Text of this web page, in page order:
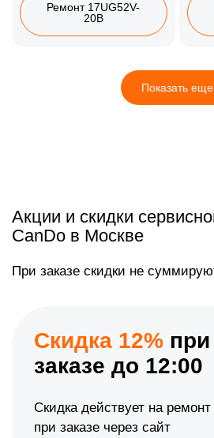
Ремонт 17UG52V-
20B
Показать еще
Акции и скидки
CanDo в Москве
При заказе скидки не
Скидка 12% при
заказе до 12:00
Скидка действует на
при заказе через сайт